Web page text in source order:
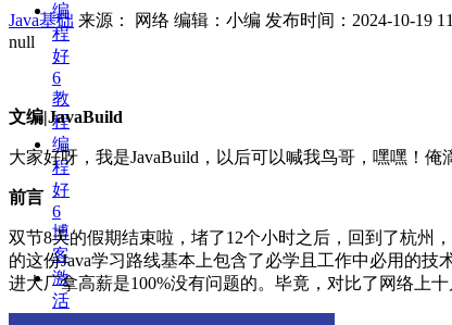
编
程
好
6
教
程
编
程
好
6
博
客
激
活
Java基础 来源： 网络 编辑：小编 发布时间：2024-10-19
null
文编|JavaBuild
大家好呀，我是JavaBuild，以后可以喊我鸟哥，嘿嘿！
前言
双节8天的假期结束啦，堵了12个小时之后，回到了杭州
的这份Java学习路线基本上包含了必学且工作中必用的
进大厂拿高薪是100%没有问题的。毕竟，对比了网络上